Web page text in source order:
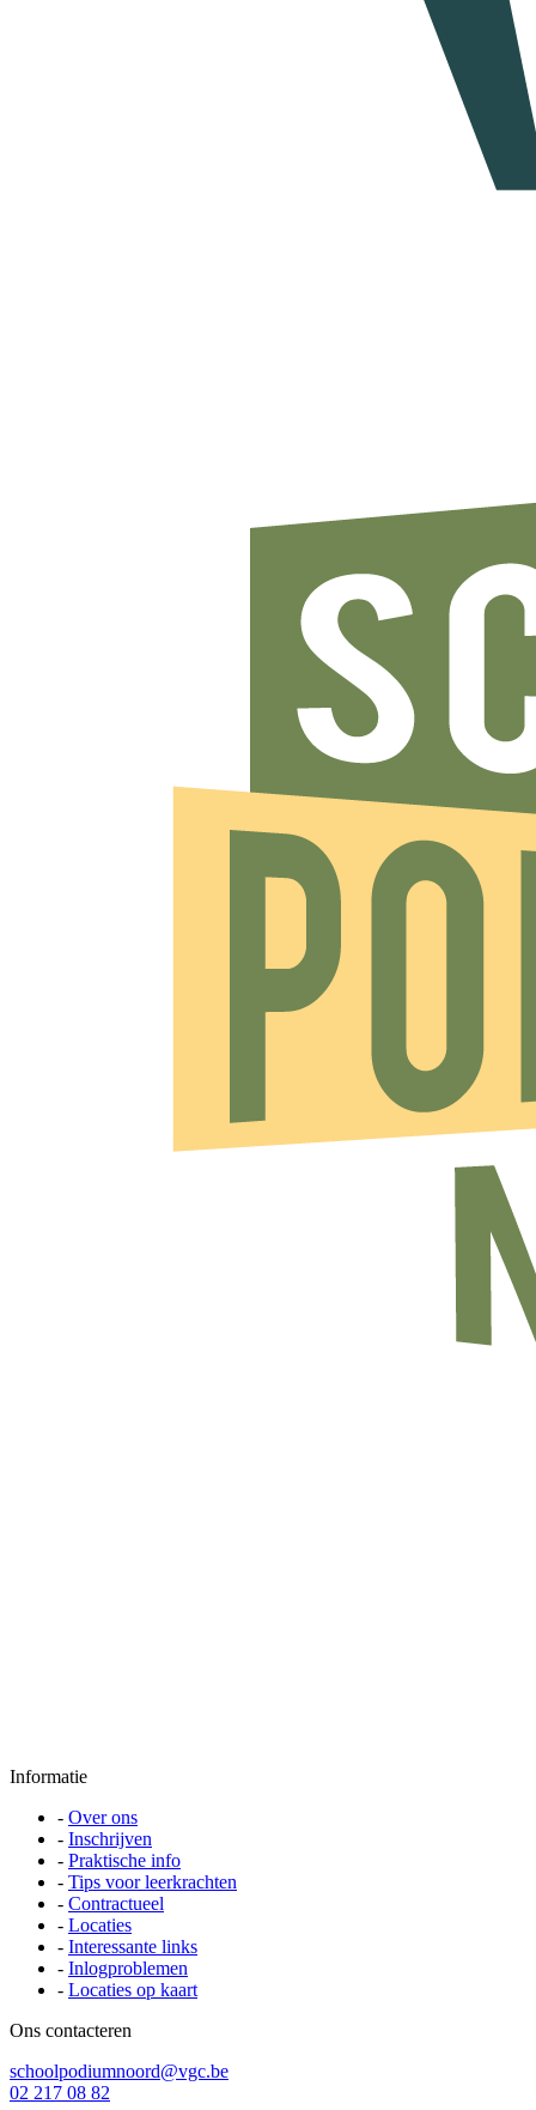
Informatie
- Over ons
- Inschrijven
- Praktische info
- Tips voor leerkrachten
- Contractueel
- Locaties
- Interessante links
- Inlogproblemen
- Locaties op kaart
Ons contacteren
schoolpodiumnoord@vgc.be
02 217 08 82